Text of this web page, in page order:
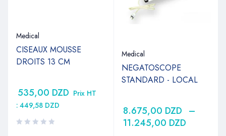
Medical
CISEAUX MOUSSE
DROITS 13 CM
535,00 DZD Prix HT
: 449,58 DZD
Medical
NEGATOSCOPE
STANDARD - LOCAL
8.675,00 DZD –
11.245,00 DZD